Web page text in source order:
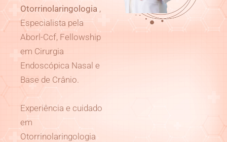
Otorrinolaringologia ,
Especialista pela
Aborl-Ccf, Fellowship
em Cirurgia
Endoscópica Nasal e
Base de Crânio.
Experiência e cuidado
em
Otorrinolaringologia